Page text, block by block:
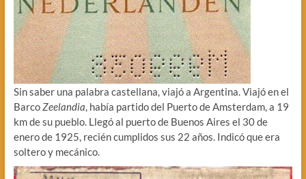
Sin saber una palabra castellana, viajó a Argentina. Viajó en el
BarcoZeelandia, había partido del Puerto de Amsterdam, a 19
km de su pueblo. Llegó al puerto de Buenos Aires el 30 de
enero de 1925, recién cumplidos sus 22 años. Indicó que era
soltero y mecánico.